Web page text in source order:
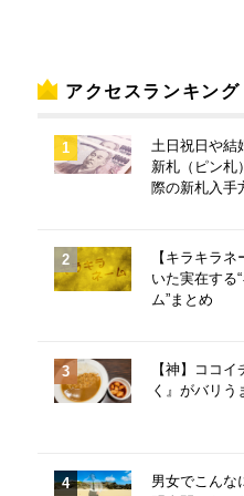
アクセスランキング
土日祝日や結
新札（ピン札
際の新札入手
【キラキラ
いた実在する
ム”まとめ
【神】ココ
く』がバリう
男女でこんな